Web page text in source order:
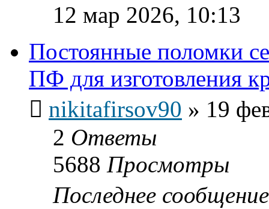
12 мар 2026, 10:13
Постоянные поломки
ПФ для изготовления
nikitafirsov90 » 19
2 Ответы
5688 Просмотры
Последнее